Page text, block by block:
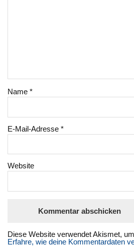
Name*
E-Mail-Adresse*
Website
Diese Website verwendet Akismet,
Erfahre, wie deine Kommentardaten